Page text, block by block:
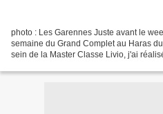
photo : Les Garennes Juste avant le
semaine du Grand Complet au Haras
sein de la Master Classe Livio, j'ai